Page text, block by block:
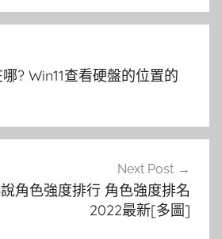
? Win11查看硬盤的位置的
Next Post
角色強度排行 角色強度排名
2022最新[多圖]